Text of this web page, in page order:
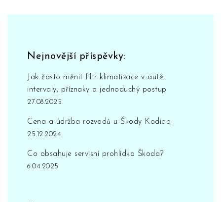
Nejnovější příspěvky:
Jak často měnit filtr klimatizace v autě:
intervaly, příznaky a jednoduchý postup
27.08.2025
Cena a údržba rozvodů u Škody Kodiaq
25.12.2024
Co obsahuje servisní prohlídka Škoda?
6.04.2025